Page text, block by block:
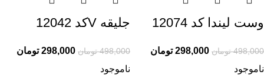
وست لیندا کد 12074
498,000 تومان 298,000 تومان
جلیقه Vکد 12042
498,000 تومان 298,000 تومان
ناموجود
ناموجود